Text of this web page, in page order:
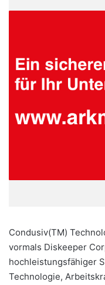
Condusiv(TM)
vormals Diskeeper
hochleistungsfähiger
Technologie,